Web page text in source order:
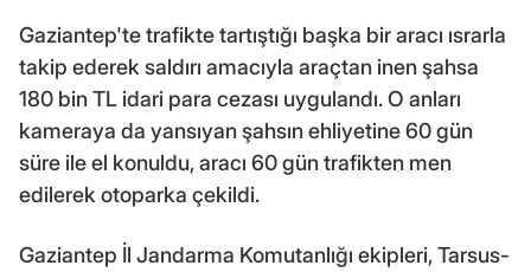
Gaziantep'te trafikte tartıştığı başka bir aracı ısrarla
takip ederek saldırı amacıyla araçtan inen şahsa
180 bin TL idari para cezası uygulandı. O anları
kameraya da yansıyan şahsın ehliyetine 60 gün
süre ile el konuldu, aracı 60 gün trafikten men
edilerek otoparka çekildi.
Gaziantep İl Jandarma Komutanlığı ekipleri, Tarsus-